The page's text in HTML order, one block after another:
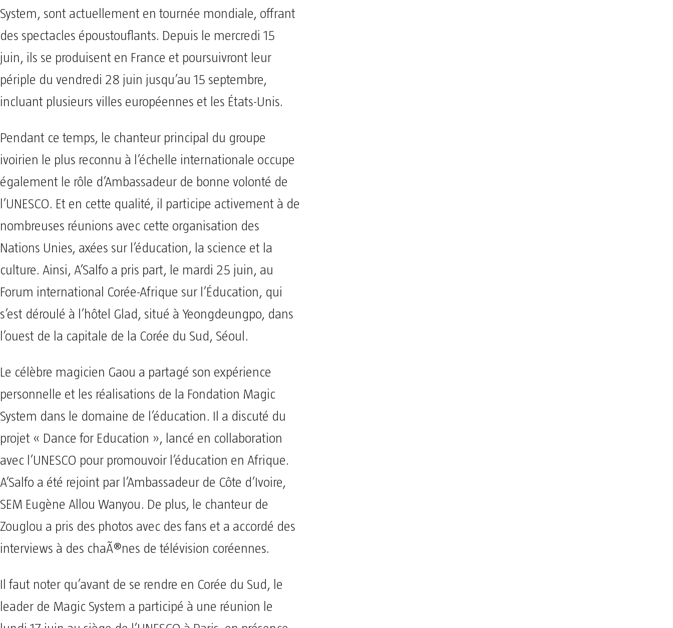
System, sont actuellement en tournée mondiale, offrant
des spectacles époustouflants. Depuis le mercredi 15
juin, ils se produisent en France et poursuivront leur
périple du vendredi 28 juin jusqu’au 15 septembre,
incluant plusieurs villes européennes et les États-Unis.
Pendant ce temps, le chanteur principal du groupe
ivoirien le plus reconnu à l’échelle internationale occupe
également le rôle d’Ambassadeur de bonne volonté de
l’UNESCO. Et en cette qualité, il participe activement à de
nombreuses réunions avec cette organisation des
Nations Unies, axées sur l’éducation, la science et la
culture. Ainsi, A’Salfo a pris part, le mardi 25 juin, au
Forum international Corée-Afrique sur l’Éducation, qui
s’est déroulé à l’hôtel Glad, situé à Yeongdeungpo, dans
l’ouest de la capitale de la Corée du Sud, Séoul.
Le célèbre magicien Gaou a partagé son expérience
personnelle et les réalisations de la Fondation Magic
System dans le domaine de l’éducation. Il a discuté du
projet « Dance for Education », lancé en collaboration
avec l’UNESCO pour promouvoir l’éducation en Afrique.
A’Salfo a été rejoint par l’Ambassadeur de Côte d’Ivoire,
SEM Eugène Allou Wanyou. De plus, le chanteur de
Zouglou a pris des photos avec des fans et a accordé des
interviews à des chaÃ®nes de télévision coréennes.
Il faut noter qu’avant de se rendre en Corée du Sud, le
leader de Magic System a participé à une réunion le